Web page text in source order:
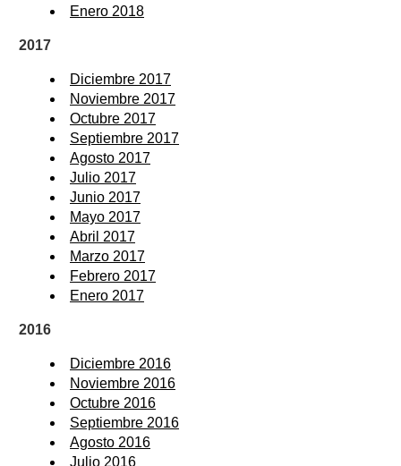
Enero 2018
2017
Diciembre 2017
Noviembre 2017
Octubre 2017
Septiembre 2017
Agosto 2017
Julio 2017
Junio 2017
Mayo 2017
Abril 2017
Marzo 2017
Febrero 2017
Enero 2017
2016
Diciembre 2016
Noviembre 2016
Octubre 2016
Septiembre 2016
Agosto 2016
Julio 2016